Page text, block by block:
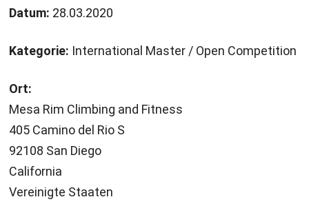
Datum: 28.03.2020
Kategorie: International Master / Open Competition
Ort:
Mesa Rim Climbing and Fitness
405 Camino del Rio S
92108 San Diego
California
Vereinigte Staaten